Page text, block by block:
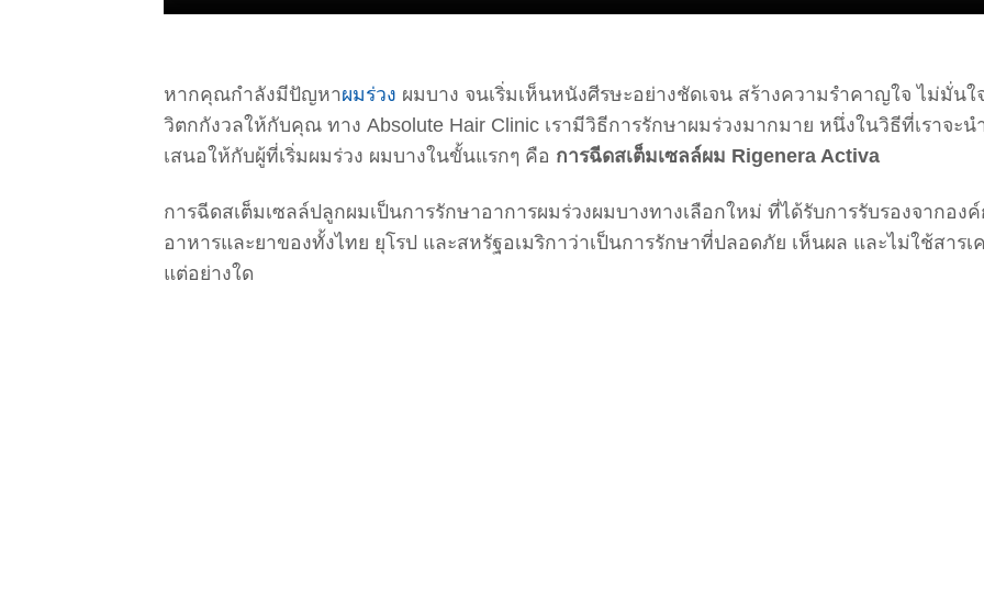
หากคุณกำลังมีปัญหาผมร่วง ผมบาง จนเริ่มเห็นหนังศีรษะอย่างชัดเจน สร้างความรำคาญใจ ไม่มั่นใ
วิตกกังวลให้กับคุณ ทาง Absolute Hair Clinic เรามีวิธีการรักษาผมร่วงมากมาย หนึ่งในวิธีที่เราจะน
เสนอให้กับผู้ที่เริ่มผมร่วง ผมบางในขั้นแรกๆ คือ การฉีดสเต็มเซลล์ผม Rigenera Activa
การฉีดสเต็มเซลล์ปลูกผมเป็นการรักษาอาการผมร่วงผมบางทางเลือกใหม่ ที่ได้รับการรับรองจากอง
อาหารและยาของทั้งไทย ยุโรป และสหรัฐอเมริกาว่าเป็นการรักษาที่ปลอดภัย เห็นผล และไม่ใช้สารเ
แต่อย่างใด